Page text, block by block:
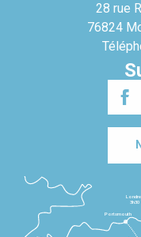
28 rue
76824
3h30
Portsmouth